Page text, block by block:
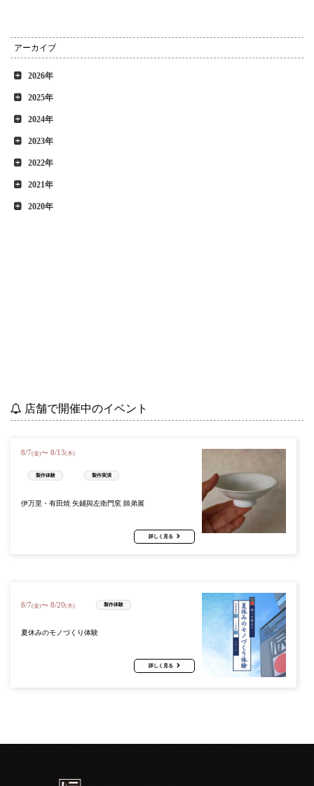
アーカイブ
2026年
2025年
2024年
2023年
2022年
2021年
2020年
店舗で開催中のイベント
8/7(金)〜 8/13(木)
製作体験 製作実演
伊万里・有田焼 矢鋪與左衛門窯 師弟展
詳しく見る
8/7(金)〜 8/20(木) 製作体験
夏休みのモノづくり体験
詳しく見る